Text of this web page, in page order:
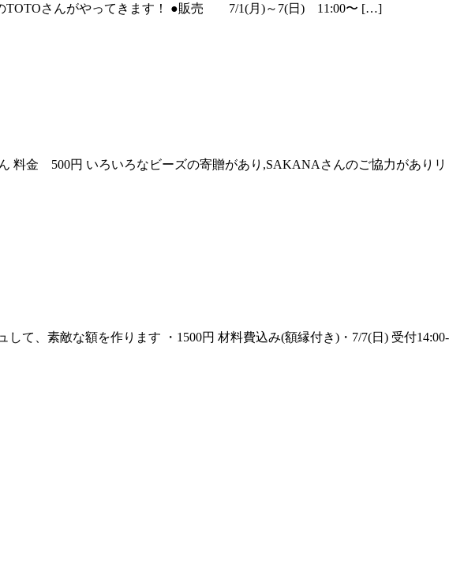
TOTOさんがやってきます！ ●販売 7/1(月)～7(日) 11:00〜 […]
料金 500円 いろいろなビーズの寄贈があり,SAKANAさんのご協力がありリ
て、素敵な額を作ります ・1500円 材料費込み(額縁付き)・7/7(日) 受付14:00-